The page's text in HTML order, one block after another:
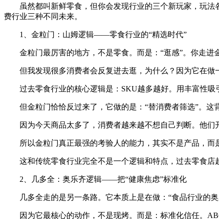
虽然都叫新鲜零食，但你会发现行业的三个新玩家，玩
费行业三种不同未来。
1、金粒门：山姆逻辑——零食行业的“精选时代”
金粒门最厉害的地方，不是零食。而是：“逛感”。你走进
但我发现很多消费者会反复进去逛，为什么？因为它在
过去零食行业的核心逻辑是：SKU越多越好。用丰富性
但金粒门恰恰反过来了，它做的是：“替消费者筛选”。
因为今天商品太多了，消费者越来越不想自己判断。他们
所以金粒门真正最强的考验人的能力，其实不是产品，
这和传统零食行业完全不是一个逻辑和特点，过去零食
2、几多全：奥乐齐逻辑——把“健康焦虑”标准化
几多全走的是另一条路。它本质上是在做：“食品行业的
因为它最核心的动作，不是现烤。而是：标准化信任。